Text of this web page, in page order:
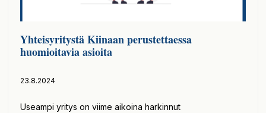
Yhteisyritystä Kiinaan perustettaessa
huomioitavia asioita
23.8.2024
Useampi yritys on viime aikoina harkinnut